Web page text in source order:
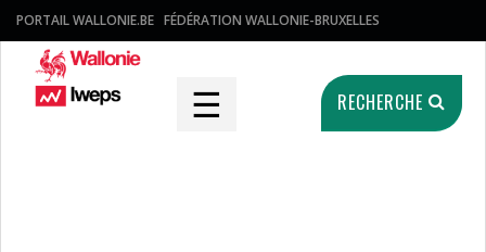
PORTAIL WALLONIE.BE FÉDÉRATION WALLONIE-BRUXELLES
☰ RECHERCHE